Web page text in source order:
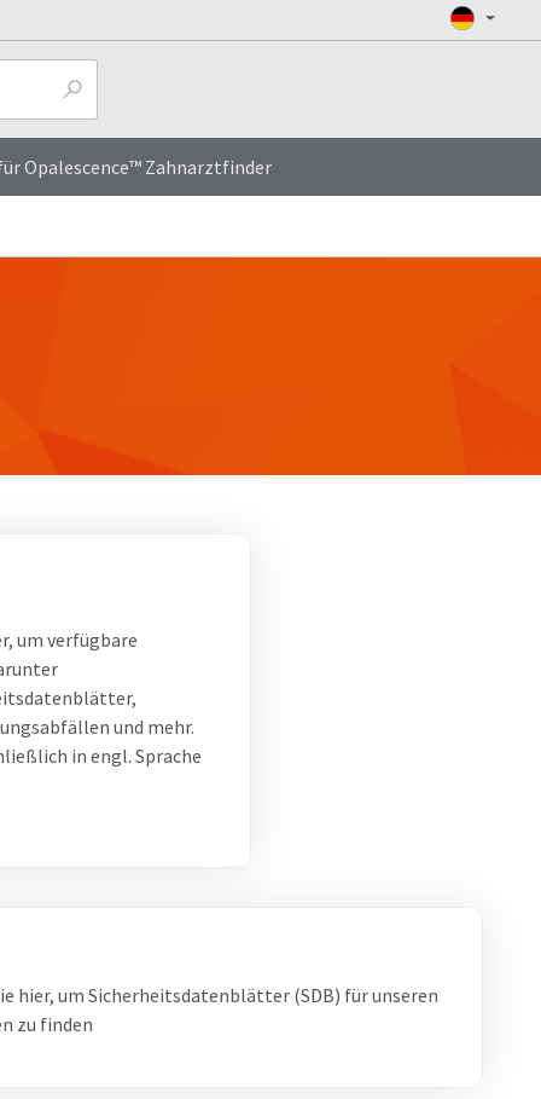
Opalescence™ Zahnarztfinder
um verfügbare
und mehr.
in engl. Sprache
hier, um Sicherheitsdatenblätter (SDB) für unseren
zu finden